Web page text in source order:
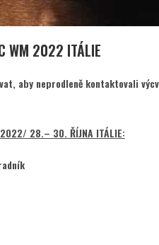
WM 2022 ITÁLIE
aby neprodleně kontaktovali
2022/ 28.– 30. ŘÍJNA ITÁLIE: